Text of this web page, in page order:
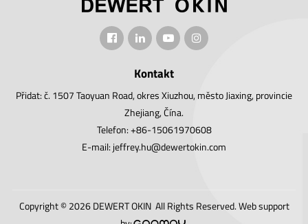
Kontakt
Přidat: č. 1507 Taoyuan Road, okres Xiuzhou, město Jiaxing, provincie
Zhejiang, Čína.
Telefon: +86-15061970608
E-mail: jeffrey.hu@dewertokin.com
Copyright © 2026 DEWERT OKIN All Rights Reserved.Web support